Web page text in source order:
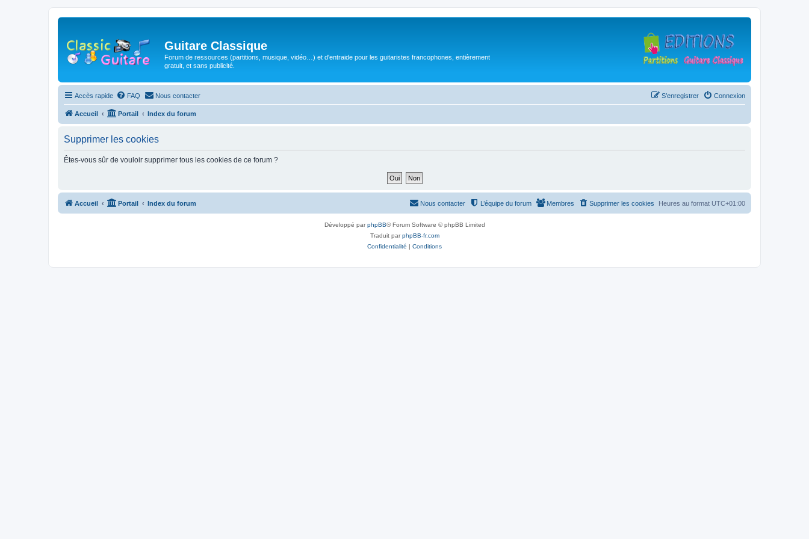
Guitare Classique
Forum de ressources (partitions, musique, vidéo…) et d'entraide pour les guitaristes francophones, entièrement
gratuit, et sans publicité.
Accès rapide FAQ Nous contacter Connexion
S’enregistrer
Accueil Portail Index du forum
Supprimer les cookies
Êtes-vous sûr de vouloir supprimer tous les cookies de ce forum ?
Accueil Portail Index du forum Heures au format UTC+01:00
Supprimer les cookies
Membres
L’équipe du forum
Nous contacter
Développé parphpBB® Forum Software © phpBB Limited
Traduit parphpBB-fr.com
Confidentialité | Conditions